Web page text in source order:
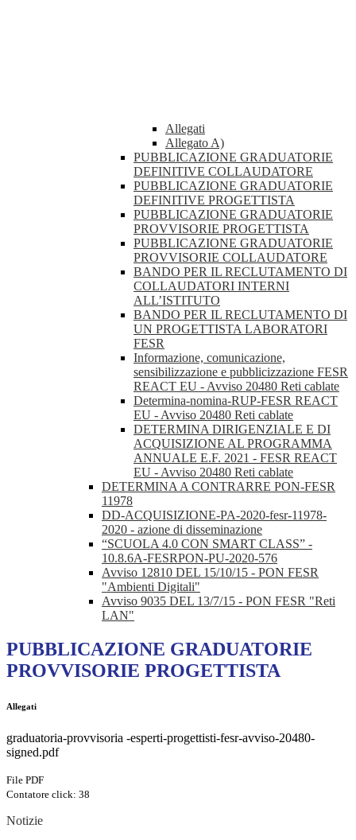
Allegati
Allegato A)
PUBBLICAZIONE GRADUATORIE
DEFINITIVE COLLAUDATORE
PUBBLICAZIONE GRADUATORIE
DEFINITIVE PROGETTISTA
PUBBLICAZIONE GRADUATORIE
PROVVISORIE PROGETTISTA
PUBBLICAZIONE GRADUATORIE
PROVVISORIE COLLAUDATORE
BANDO PER IL RECLUTAMENTO DI
COLLAUDATORI INTERNI
ALL’ISTITUTO
BANDO PER IL RECLUTAMENTO DI
UN PROGETTISTA LABORATORI
FESR
Informazione, comunicazione,
sensibilizzazione e pubblicizzazione FESR
REACT EU - Avviso 20480 Reti cablate
Determina-nomina-RUP-FESR REACT
EU - Avviso 20480 Reti cablate
DETERMINA DIRIGENZIALE E DI
ACQUISIZIONE AL PROGRAMMA
ANNUALE E.F. 2021 - FESR REACT
EU - Avviso 20480 Reti cablate
DETERMINA A CONTRARRE PON-FESR
11978
DD-ACQUISIZIONE-PA-2020-fesr-11978-
2020 - azione di disseminazione
“SCUOLA 4.0 CON SMART CLASS” -
10.8.6A-FESRPON-PU-2020-576
Avviso 12810 DEL 15/10/15 - PON FESR
"Ambienti Digitali"
Avviso 9035 DEL 13/7/15 - PON FESR "Reti
LAN"
PUBBLICAZIONE GRADUATORIE
PROVVISORIE PROGETTISTA
Allegati
graduatoria-provvisoria -esperti-progettisti-fesr-avviso-20480-
signed.pdf
File PDF
Contatore click: 38
Notizie